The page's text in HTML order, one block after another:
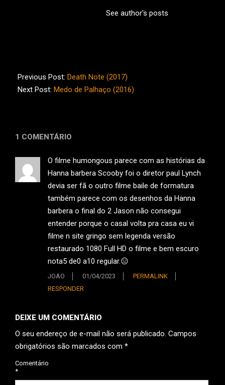
See author's posts
08-
30
Previous Post: Death Note (2017)
Next Post: Medo de Palhaço (2016)
1 COMENTÁRIO
O filme humongous parece com as histórias da
Hanna barbera Scooby foi o diretor paul Lynch
devia ser fã o outro filme baile de formatura
também parece com os desenhos da Hanna
barbera o final do 2 Jason não consegui
entender porque o casal volta pra casa eu vi
filme n site gringo sem legenda versão
restaurado 1080 Full HD o filme e bem escuro
nota5 de0 a10 regular.😑
JOAO 01/04/2023
PERMALINK
RESPONDER
DEIXE UM COMENTÁRIO
O seu endereço de e-mail não será publicado. Campos
obrigatórios são marcados com *
Comentário
*